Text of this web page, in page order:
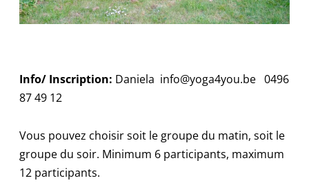
Info/ Inscription: Daniela info@yoga4you.be0496
87 49 12
Vous pouvez choisir soit le groupe du matin, soit le
groupe du soir. Minimum 6 participants, maximum
12 participants.